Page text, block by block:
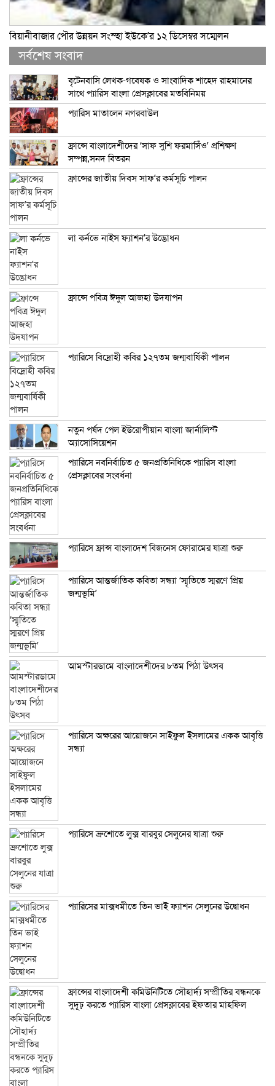
বিয়ানীবাজার পৌর উন্নয়ন সংস্হা ইউকে’র ১২ ডিসেম্বর সম্মেলন
সর্বশেষ সংবাদ
বৃটেনবাসি লেখক-গবেষক ও সাংবাদিক শাহেদ রাহমানের
সাথে প্যারিস বাংলা প্রেসক্লাবের মতবিনিময়
প্যারিস মাতালেন নগরবাউল
ফ্রান্সে বাংলাদেশীদের ‘সাফ সুশি ফরমাসিঁও’ প্রশিক্ষণ
সম্পন্ন,সনদ বিতরন
ফ্রান্সের জাতীয় দিবস সাফ’র কর্মসূচি পালন
লা কর্নভে নাইস ফ্যাশন’র উদ্ভোধন
ফ্রান্সে পবিত্র ঈদুল আজহা উদযাপন
প্যারিসে বিদ্রোহী কবির ১২৭তম জন্মবার্ষিকী পালন
নতুন পর্ষদ পেল ইউরোপীয়ান বাংলা জার্নালিস্ট
অ্যাসোসিয়েশন
প্যারিসে নবনির্বাচিত ৫ জনপ্রতিনিধিকে প্যারিস বাংলা
প্রেসক্লাবের সংবর্ধনা
প্যারিসে ফ্রান্স বাংলাদেশ বিজনেস ফোরামের যাত্রা শুরু
প্যারিসে আন্তর্জাতিক কবিতা সন্ধ্যা ‘স্মৃতিতে স্মরণে প্রিয়
জন্মভূমি’
আমস্টারডামে বাংলাদেশীদের ৮তম পিঠা উৎসব
প্যারিসে অক্ষরের আয়োজনে সাইফুল ইসলামের একক আবৃত্তি
সন্ধ্যা
প্যারিসে ব্রুশোতে লুক্স বারবুর সেলুনের যাত্রা শুরু
প্যারিসের মাক্সধমীতে তিন ভাই ফ্যাশন সেলুনের উদ্বোধন
ফ্রান্সের বাংলাদেশী কমিউনিটিতে সৌহার্দ্য সম্প্রীতির বন্ধনকে
সুদূঢ় করতে প্যারিস বাংলা প্রেসক্লাবের ইফতার মাহফিল